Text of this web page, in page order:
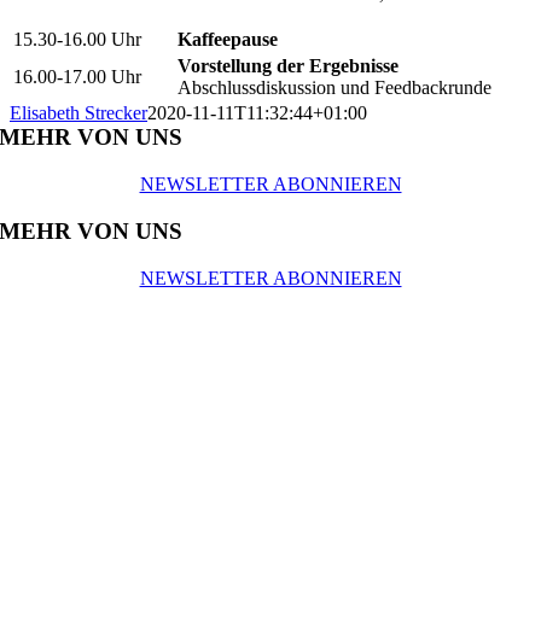
15.30-16.00 Uhr
Kaffeepause
16.00-17.00 Uhr
Vorstellung der Ergebnisse
Abschlussdiskussion und Feedbackrunde
Elisabeth Strecker2020-11-11T11:32:44+01:00
MEHR VON UNS
NEWSLETTER ABONNIEREN
MEHR VON UNS
NEWSLETTER ABONNIEREN